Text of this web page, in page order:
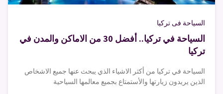
السياحة فى تركيا
السياحة في تركيا.. أفضل 30 من الاماكن والمدن في
تركيا
السياحة في تركيا من أكثر الاشياء الذي يبحث عنها جميع الاشخاص
الذين يريدون زيارتها والأستمتاع بجميع معالمها السياحية